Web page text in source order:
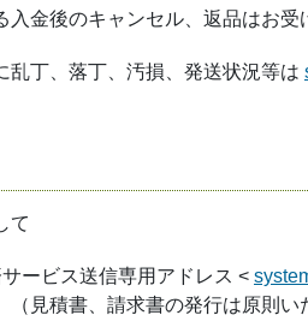
入金後のキャンセル、返品はお
乱丁、落丁、汚損、発送状況等は
て
ービス送信専用アドレス <
（見積書、請求書の発行は原則